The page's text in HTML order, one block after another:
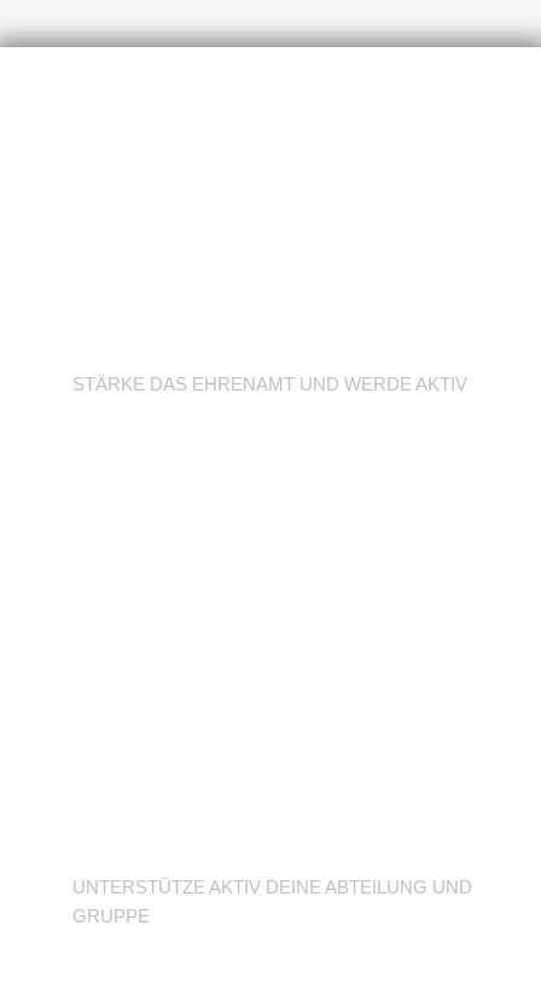
STÄRKE DAS EHRENAMT UND WERDE AKTIV
UNTERSTÜTZE AKTIV DEINE ABTEILUNG UND
GRUPPE